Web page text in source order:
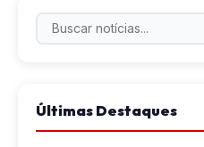
Últimas Destaques